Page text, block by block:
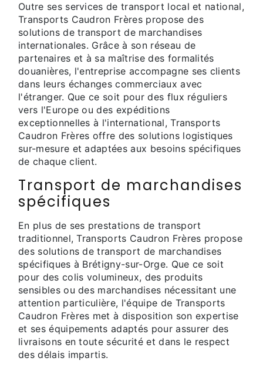
Outre ses services de transport local et national,
Transports Caudron Frères propose des
solutions de transport de marchandises
internationales. Grâce à son réseau de
partenaires et à sa maîtrise des formalités
douanières, l'entreprise accompagne ses clients
dans leurs échanges commerciaux avec
l'étranger. Que ce soit pour des flux réguliers
vers l'Europe ou des expéditions
exceptionnelles à l'international, Transports
Caudron Frères offre des solutions logistiques
sur-mesure et adaptées aux besoins spécifiques
de chaque client.
Transport de marchandises
spécifiques
En plus de ses prestations de transport
traditionnel, Transports Caudron Frères propose
des solutions de transport de marchandises
spécifiques à Brétigny-sur-Orge. Que ce soit
pour des colis volumineux, des produits
sensibles ou des marchandises nécessitant une
attention particulière, l'équipe de Transports
Caudron Frères met à disposition son expertise
et ses équipements adaptés pour assurer des
livraisons en toute sécurité et dans le respect
des délais impartis.